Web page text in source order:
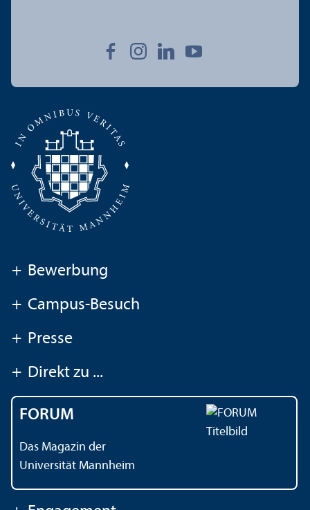
+ Bewerbung
+ Campus-Besuch
+ Presse
+ Direkt zu ...
FORUM
Das Magazin der
Universität Mannheim